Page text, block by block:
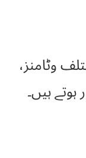
وٹامنز،
ہیں۔